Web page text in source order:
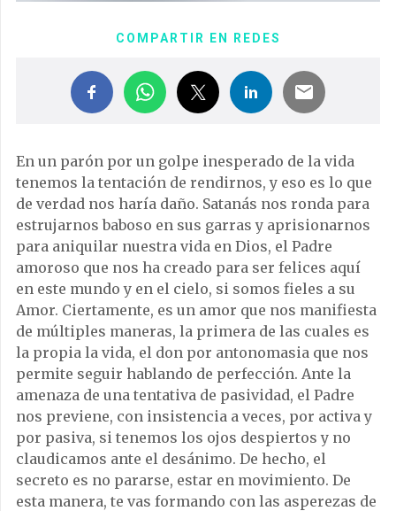
COMPARTIR EN REDES
En un parón por un golpe inesperado de la vida
tenemos la tentación de rendirnos, y eso es lo que
de verdad nos haría daño. Satanás nos ronda para
estrujarnos baboso en sus garras y aprisionarnos
para aniquilar nuestra vida en Dios, el Padre
amoroso que nos ha creado para ser felices aquí
en este mundo y en el cielo, si somos fieles a su
Amor. Ciertamente, es un amor que nos manifiesta
de múltiples maneras, la primera de las cuales es
la propia la vida, el don por antonomasia que nos
permite seguir hablando de perfección. Ante la
amenaza de una tentativa de pasividad, el Padre
nos previene, con insistencia a veces, por activa y
por pasiva, si tenemos los ojos despiertos y no
claudicamos ante el desánimo. De hecho, el
secreto es no pararse, estar en movimiento. De
esta manera, te vas formando con las asperezas de